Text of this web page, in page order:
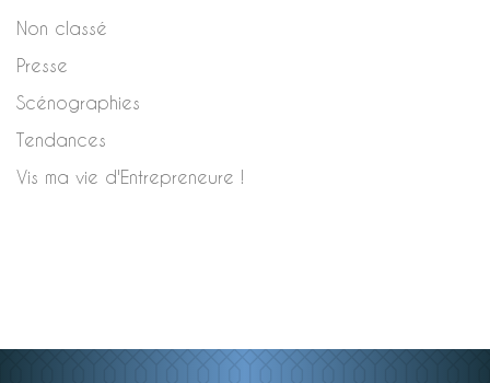
Non classé
Presse
Scénographies
Tendances
Vis ma vie d'Entrepreneure !